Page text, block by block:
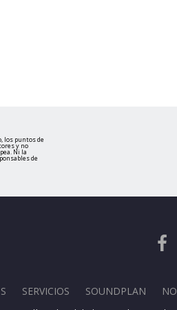
los puntos de
y no
Ni la
de
SERVICIOS SOUNDPLAN